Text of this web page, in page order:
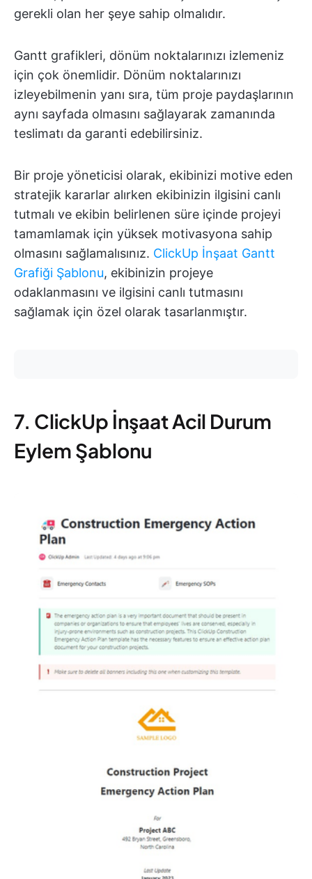
gerekli olan her şeye sahip olmalıdır.
Gantt grafikleri, dönüm noktalarınızı izlemeniz
için çok önemlidir. Dönüm noktalarınızı
izleyebilmenin yanı sıra, tüm proje paydaşlarının
aynı sayfada olmasını sağlayarak zamanında
teslimatı da garanti edebilirsiniz.
Bir proje yöneticisi olarak, ekibinizi motive eden
stratejik kararlar alırken ekibinizin ilgisini canlı
tutmalı ve ekibin belirlenen süre içinde projeyi
tamamlamak için yüksek motivasyona sahip
olmasını sağlamalısınız. ClickUp İnşaat Gantt
Grafiği Şablonu, ekibinizin projeye
odaklanmasını ve ilgisini canlı tutmasını
sağlamak için özel olarak tasarlanmıştır.
7. ClickUp İnşaat Acil Durum
Eylem Şablonu